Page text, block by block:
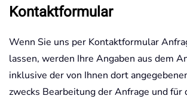
Kontaktformular
Wenn Sie uns per Kontaktformular
lassen, werden Ihre Angaben aus dem
inklusive der von Ihnen dort
zwecks Bearbeitung der Anfrage und für